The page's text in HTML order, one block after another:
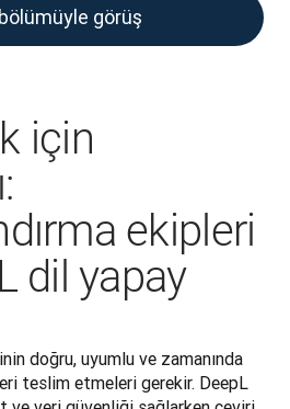
görüş
için
ekipleri
dil yapay
doğru, uyumlu ve zamanında
teslim etmeleri gerekir. DeepL